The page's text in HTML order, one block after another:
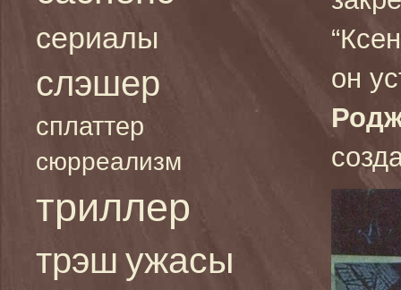
сериалы
слэшер
сплаттер
сюрреализм
триллер
трэш ужасы
он